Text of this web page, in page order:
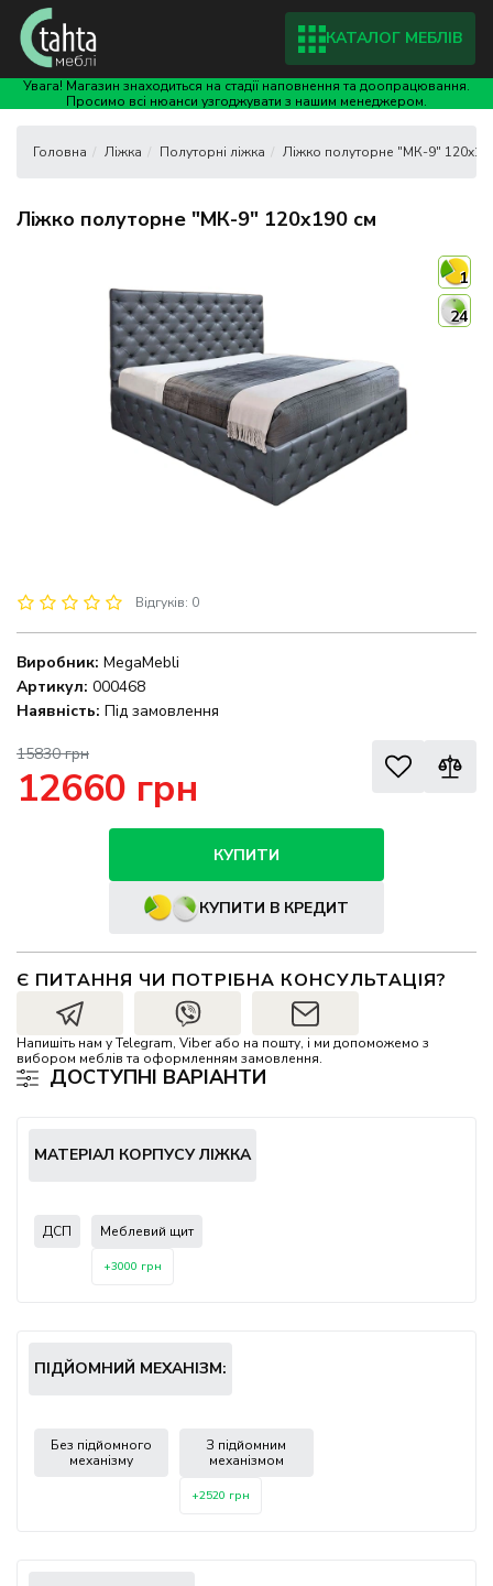
Увага! Магазин знаходиться на стадії наповнення та доопрацювання.
Просимо всі нюанси узгоджувати з нашим менеджером.
КАТАЛОГ МЕБЛІВ
Ліжка Полуторні ліжка Ліжко полуторне "МК-9"
Ліжко полуторне "МК-9" 120x190 см
1
24
Відгуків: 0
Виробник: MegaMebli
Артикул: 000468
Наявність: Під замовлення
15830 грн
12660 грн
КУПИТИ
КУПИТИ В КРЕДИТ
Є ПИТАННЯ ЧИ ПОТРІБНА КОНСУЛЬТАЦІЯ?
Напишіть нам у Telegram, Viber або на пошту, і ми допоможемо з
вибором меблів та оформленням замовлення.
ДОСТУПНІ ВАРІАНТИ
МАТЕРІАЛ КОРПУСУ ЛІЖКА
ДСП Меблевий щит
+3000 грн
ПІДЙОМНИЙ МЕХАНІЗМ:
Без підйомного
механізму
З підйомним
механізмом
+2520 грн